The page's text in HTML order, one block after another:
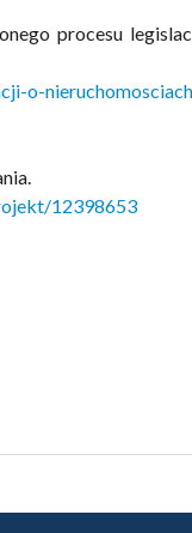
procesu
o-
12398653